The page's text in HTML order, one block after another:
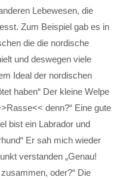
Lebewesen, die
Zum Beispiel gab es in
die die nordische
und deswegen viele
Ideal der nordischen
haben“ Der kleine Welpe
denn?“ Eine gute
bist ein Labrador und
Er sah mich wieder
verstanden „Genau!
oder?“ Die